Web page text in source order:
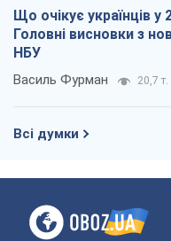
Що очікує українців у
Головні висновки з
НБУ
Василь Фурман 20,7 т.
Всі думки